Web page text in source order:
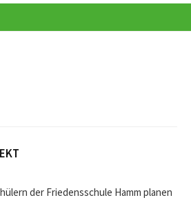
der Friedensschule Hamm planen